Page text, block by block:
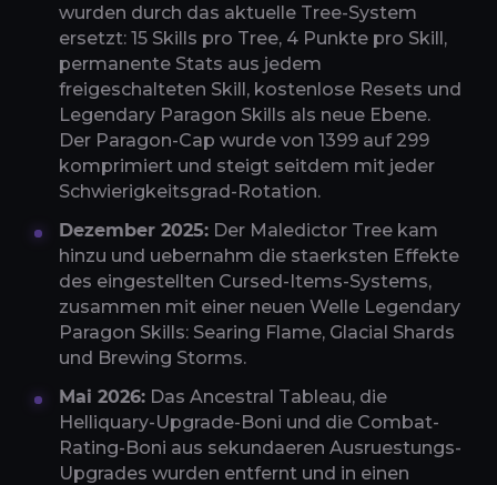
wurden durch das aktuelle Tree-System
ersetzt: 15 Skills pro Tree, 4 Punkte pro Skill,
permanente Stats aus jedem
freigeschalteten Skill, kostenlose Resets und
Legendary Paragon Skills als neue Ebene.
Der Paragon-Cap wurde von 1399 auf 299
komprimiert und steigt seitdem mit jeder
Schwierigkeitsgrad-Rotation.
Dezember 2025: Der Maledictor Tree kam
hinzu und uebernahm die staerksten Effekte
des eingestellten Cursed-Items-Systems,
zusammen mit einer neuen Welle Legendary
Paragon Skills: Searing Flame, Glacial Shards
und Brewing Storms.
Mai 2026: Das Ancestral Tableau, die
Helliquary-Upgrade-Boni und die Combat-
Rating-Boni aus sekundaeren Ausruestungs-
Upgrades wurden entfernt und in einen